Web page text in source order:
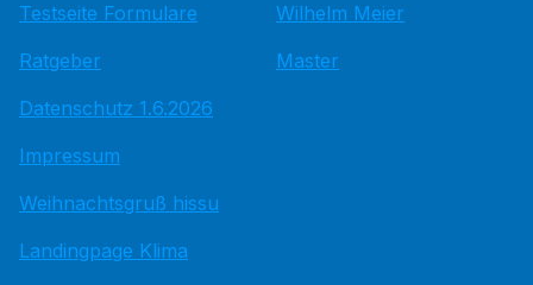
Testseite Formulare
Ratgeber
Datenschutz 1.6.2026
Impressum
Weihnachtsgruß hissu
Landingpage Klima
Wilhelm Meier
Master